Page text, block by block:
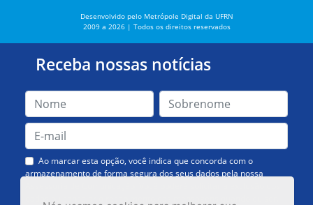
Desenvolvido pelo Metrópole Digital da UFRN
2009 a 2026 | Todos os direitos reservados
Receba nossas notícias
Ao marcar esta opção, você indica que concorda com o
armazenamento de forma segura dos seus dados pela nossa